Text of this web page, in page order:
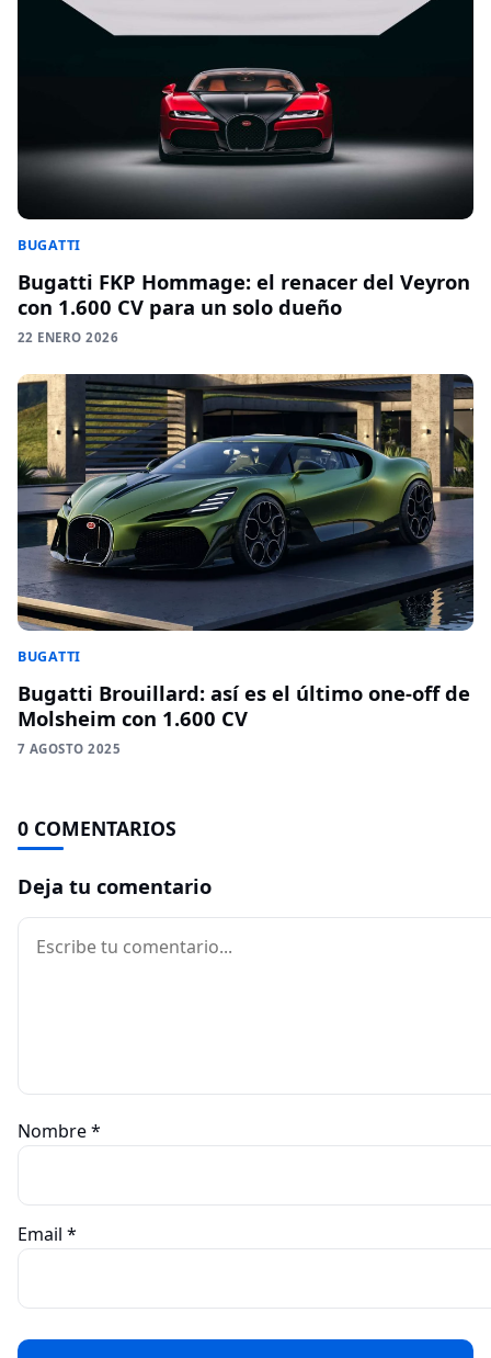
BUGATTI
Bugatti FKP Hommage: el renacer del Veyron
con 1.600 CV para un solo dueño
22 ENERO 2026
BUGATTI
Bugatti Brouillard: así es el último one-off de
Molsheim con 1.600 CV
7 AGOSTO 2025
0 COMENTARIOS
Deja tu comentario
Comentario
Nombre*
Email *